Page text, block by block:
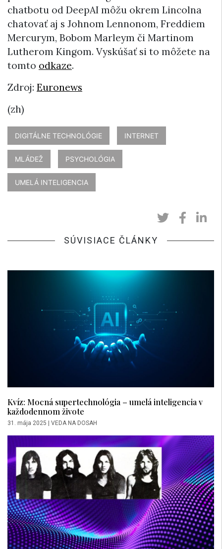
chatbotu od DeepAI môžu okrem Lincolna
chatovať aj s Johnom Lennonom, Freddiem
Mercurym, Bobom Marleym či Martinom
Lutherom Kingom. Vyskúšať si to môžete na
tomto odkaze.
Zdroj: Euronews
(zh)
DIGITÁLNE TECHNOLÓGIE INTERNET
MLÁDEŽ PSYCHOLÓGIA
UMELÁ INTELIGENCIA
SÚVISIACE ČLÁNKY
Kvíz: Mocná supertechnológia – umelá inteligencia v
každodennom živote
31. mája 2025 VEDA NA DOSAH